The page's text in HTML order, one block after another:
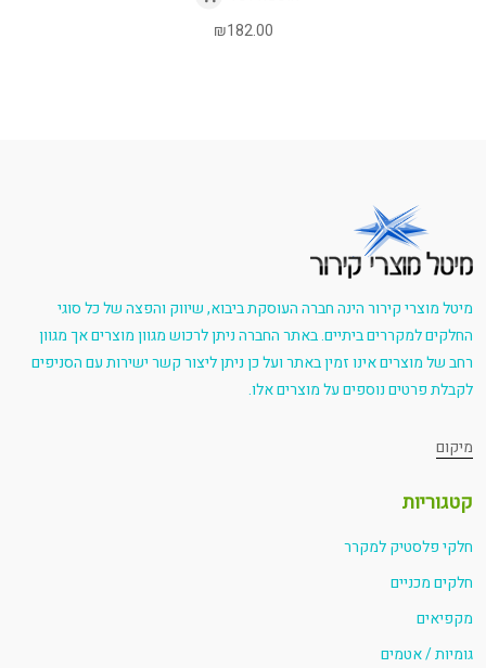
₪182.00
מיטל מוצרי קירור הינה חברה העוסקת ביבוא, שיווק והפצה של כל סוגי
החלקים למקררים ביתיים. באתר החברה ניתן לרכוש מגוון מוצרים אך מגוון
רחב של מוצרים אינו זמין באתר ועל כן ניתן ליצור קשר ישירות עם הסניפים
לקבלת פרטים נוספים על מוצרים אלו.
מיקום
קטגוריות
חלקי פלסטיק למקרר
חלקים מכניים
מקפיאים
גומיות / אטמים